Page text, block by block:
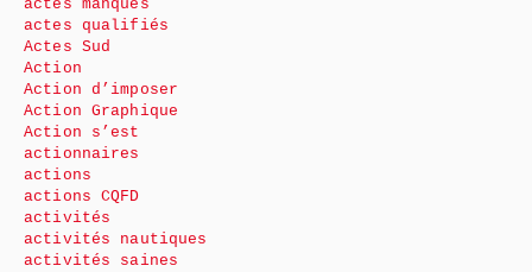
actes manqués
actes qualifiés
Actes Sud
Action
Action d’imposer
Action Graphique
Action s’est
actionnaires
actions
actions CQFD
activités
activités nautiques
activités saines